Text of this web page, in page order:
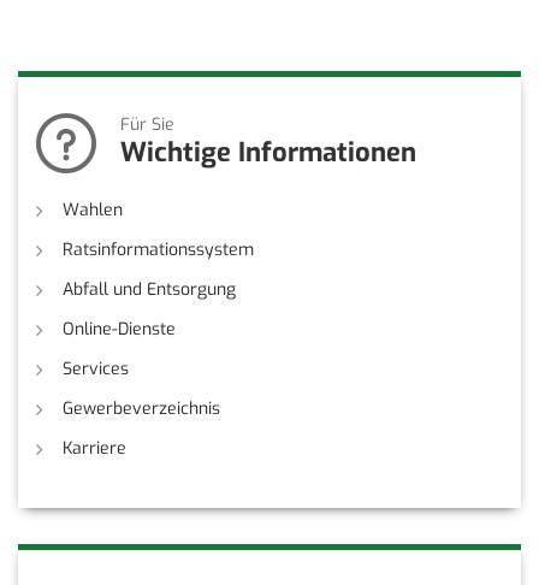
Für Sie
Wichtige Informationen
Wahlen
Ratsinformationssystem
Abfall und Entsorgung
Online-Dienste
Services
Gewerbeverzeichnis
Karriere